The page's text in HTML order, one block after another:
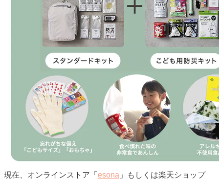
現在、オンラインストア「 esona 」もしくは楽天ショップ